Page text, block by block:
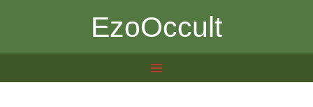
EzoOccult